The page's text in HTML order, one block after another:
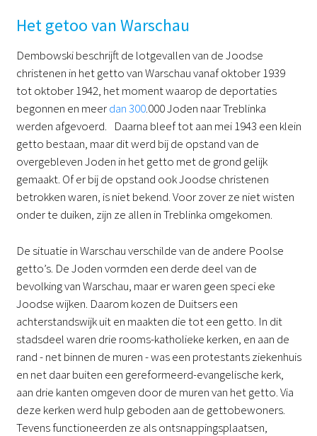
Het getoo van Warschau
Dembowski beschrijft de lotgevallen van de Joodse
christenen in het getto van Warschau vanaf oktober 1939
tot oktober 1942, het moment waarop de deportaties
begonnen en meerdan 300.000 Joden naar Treblinka
werden afgevoerd. Daarna bleef tot aan mei 1943 een klein
getto bestaan, maar dit werd bij de opstand van de
overgebleven Joden in het getto met de grond gelijk
gemaakt. Of er bij de opstand ook Joodse christenen
betrokken waren, is niet bekend. Voor zover ze niet wisten
onder te duiken, zijn ze allen in Treblinka omgekomen.
De situatie in Warschau verschilde van de andere Poolse
getto’s. De Joden vormden een derde deel van de
bevolking van Warschau, maar er waren geen speci eke
Joodse wijken. Daarom kozen de Duitsers een
achterstandswijk uit en maakten die tot een getto. In dit
stadsdeel waren drie rooms-katholieke kerken, en aan de
rand - net binnen de muren - was een protestants ziekenhuis
en net daar buiten een gereformeerd-evangelische kerk,
aan drie kanten omgeven door de muren van het getto. Via
deze kerken werd hulp geboden aan de gettobewoners.
Tevens functioneerden ze als ontsnappingsplaatsen,